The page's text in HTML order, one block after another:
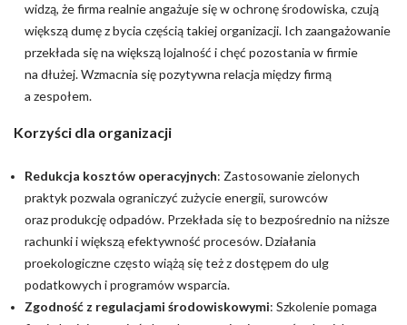
widzą, że firma realnie angażuje się w ochronę środowiska, czują
większą dumę z bycia częścią takiej organizacji. Ich zaangażowanie
przekłada się na większą lojalność i chęć pozostania w firmie
na dłużej. Wzmacnia się pozytywna relacja między firmą
a zespołem.
Korzyści dla organizacji
Redukcja kosztów operacyjnych: Zastosowanie zielonych
praktyk pozwala ograniczyć zużycie energii, surowców
oraz produkcję odpadów. Przekłada się to bezpośrednio na niższe
rachunki i większą efektywność procesów. Działania
proekologiczne często wiążą się też z dostępem do ulg
podatkowych i programów wsparcia.
Zgodność z regulacjami środowiskowymi: Szkolenie pomaga